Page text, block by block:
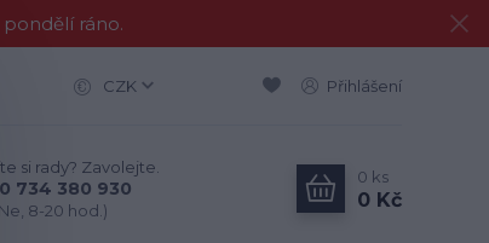
pondělí ráno.
CZK Přihlášení
si rady? Zavolejte.
734 380 930
8-20 hod.)
0 ks
0 Kč